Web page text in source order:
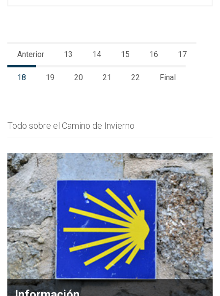
Anterior 13 14 15 16 17
18 19 20 21 22 Final
Todo sobre el Camino de Invierno